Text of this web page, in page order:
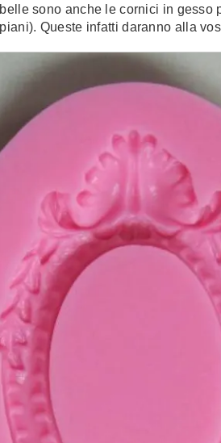
sono anche le cornici in gesso
Queste infatti daranno alla